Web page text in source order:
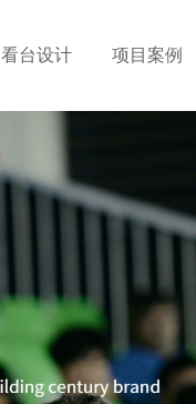
看台设计 项目案例